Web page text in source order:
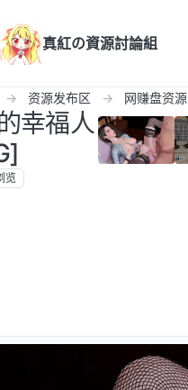
真紅の資源討論組
资源发布区 网赚盘资源
幸福人
览